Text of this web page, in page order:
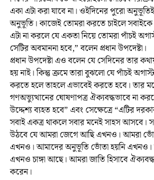
একা এটা করা যাবে না। ওইদিনের পুরো
অনুভূতি। কাজেই তোমরা করতে চাইলে
এটা না করলে যে একতা নিয়ে তোমরা পাঁচই
সেটির অবমাননা হবে,” বলেন প্রধান উপদেষ্টা।
প্রধান উপদেষ্টা এও বলেন যে সেদিনের তার
হয় নাই। কিন্তু ক্রমে তারা বুঝলো যে পাঁচই
করতে হলে তাহলে এভাবেই করতে হবে। তার
গণঅভ্যুত্থানের ঘোষণাপত্র ঐক্যবদ্ধভাবে না
উদ্দেশ্য ব্যহত হবে” এবং সেক্ষেত্রে “এটির
সবাই একত্র থাকলে সবার মনেই সাহস আসবে।
উঠবে যে আমরা জেগে আছি এখনও। আমরা
এখনও। আমাদের অনুভূতি ভোঁতা হয়নি
এখনও চাঙ্গা আছে। আমরা জাতি হিসাবে
করেন।